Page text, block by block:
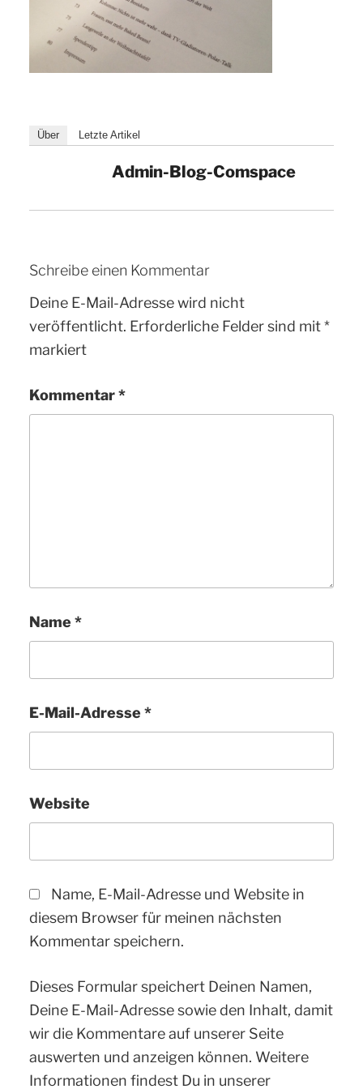
Über Letzte Artikel
Admin-Blog-Comspace
Schreibe einen Kommentar
Deine E-Mail-Adresse wird nicht
veröffentlicht. Erforderliche Felder sind mit*
markiert
Kommentar*
Name *
E-Mail-Adresse *
Website
Name, E-Mail-Adresse und Website in
diesem Browser für meinen nächsten
Kommentar speichern.
Dieses Formular speichert Deinen Namen,
Deine E-Mail-Adresse sowie den Inhalt, damit
wir die Kommentare auf unserer Seite
auswerten und anzeigen können. Weitere
Informationen findest Du in unserer